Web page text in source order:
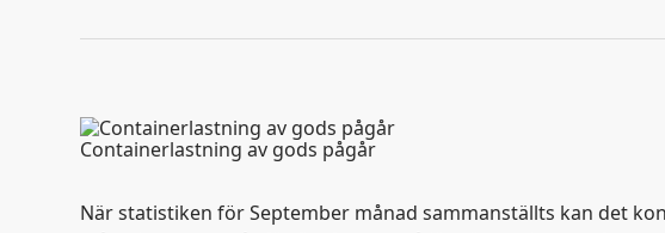
Containerlastning av gods pågår
När statistiken för September månad sammanställts kan det